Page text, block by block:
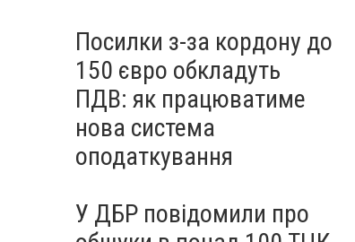
Посилки з-за кордону до
150 євро обкладуть
ПДВ: як працюватиме
нова система
оподаткування
У ДБР повідомили про